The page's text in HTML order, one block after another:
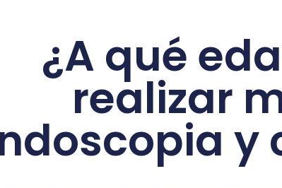
¿A qué
realizar
y